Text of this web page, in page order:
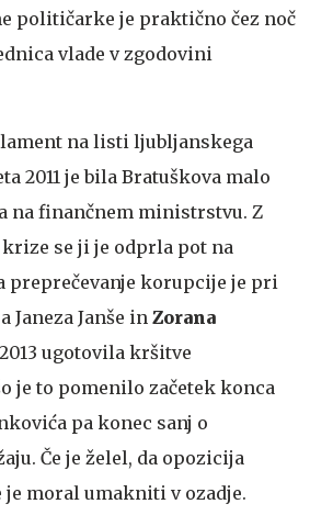
političarke je praktično čez noč
vlade v zgodovini
na listi ljubljanskega
2011 je bila Bratuškova malo
na finančnem ministrstvu. Z
se ji je odprla pot na
preprečevanje korupcije je pri
Janeza Janše in Zorana
ugotovila kršitve
je to pomenilo začetek konca
pa konec sanj o
Če je želel, da opozicija
je moral umakniti v ozadje.